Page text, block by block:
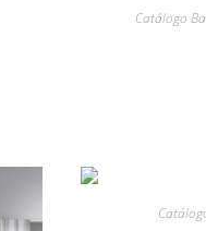
Catálogo